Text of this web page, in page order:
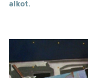
alkot.